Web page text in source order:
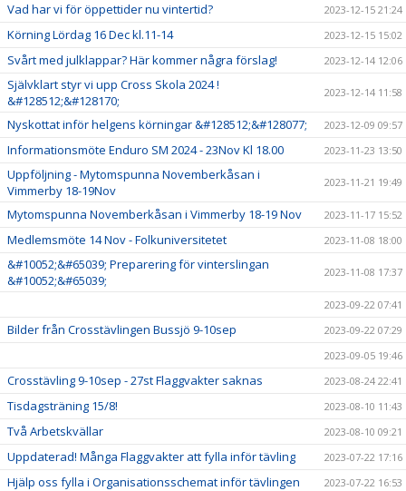
Vad har vi för öppettider nu vintertid? 2023-12-15 21:24
Körning Lördag 16 Dec kl.11-14 2023-12-15 15:02
Svårt med julklappar? Här kommer några förslag! 2023-12-14 12:06
Självklart styr vi upp Cross Skola 2024 !
&#128512;&#128170;
2023-12-14 11:58
Nyskottat inför helgens körningar &#128512;&#128077; 2023-12-09 09:57
Informationsmöte Enduro SM 2024 - 23Nov Kl 18.00 2023-11-23 13:50
Uppföljning - Mytomspunna Novemberkåsan i
Vimmerby 18-19Nov
2023-11-21 19:49
Mytomspunna Novemberkåsan i Vimmerby 18-19 Nov 2023-11-17 15:52
Medlemsmöte 14 Nov - Folkuniversitetet 2023-11-08 18:00
&#10052;&#65039; Preparering för vinterslingan
&#10052;&#65039;
2023-11-08 17:37
2023-09-22 07:41
Bilder från Crosstävlingen Bussjö 9-10sep
2023-09-22 07:29
2023-09-05 19:46
Crosstävling 9-10sep - 27st Flaggvakter saknas 2023-08-24 22:41
Tisdagsträning 15/8! 2023-08-10 11:43
Två Arbetskvällar 2023-08-10 09:21
Uppdaterad! Många Flaggvakter att fylla inför tävling 2023-07-22 17:16
Hjälp oss fylla i Organisationsschemat inför tävlingen 2023-07-22 16:53